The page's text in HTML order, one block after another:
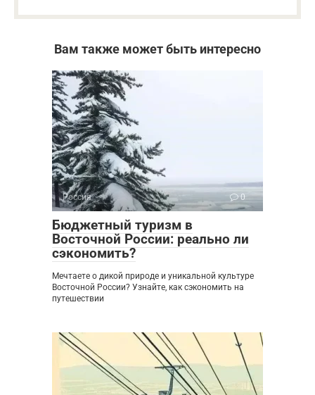
Вам также может быть интересно
Россия 0
Бюджетный туризм в
Восточной России: реально ли
сэкономить?
Мечтаете о дикой природе и уникальной культуре
Восточной России? Узнайте, как сэкономить на
путешествии